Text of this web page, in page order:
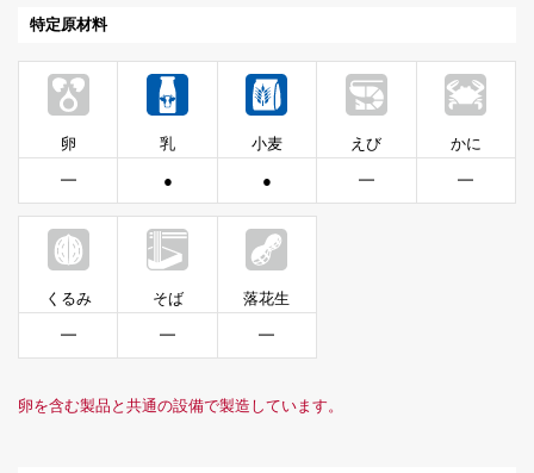
特定原材料
卵
━
乳
●
小麦
●
えび
━
かに
━
くるみ
━
そば
━
落花生
━
卵を含む製品と共通の設備で製造しています。